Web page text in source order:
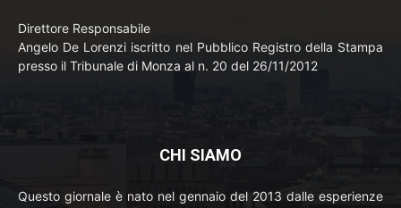
Direttore Responsabile
Angelo De Lorenzi iscritto nel Pubblico Registro della Stampa
presso il Tribunale di Monza al n. 20 del 26/11/2012
CHI SIAMO
Questo giornale è nato nel gennaio del 2013 dalle esperienze